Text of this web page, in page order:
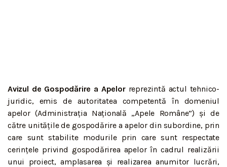
Avizul de Gospodărire a Apelorreprezintă actul tehnico-
juridic, emis de autoritatea competentă în domeniul
apelor (Administrația Națională „Apele Române”) și de
către unitățile de gospodărire a apelor din subordine, prin
care sunt stabilite modurile prin care sunt respectate
cerințele privind gospodărirea apelor în cadrul realizării
unui proiect, amplasarea și realizarea anumitor lucrări,